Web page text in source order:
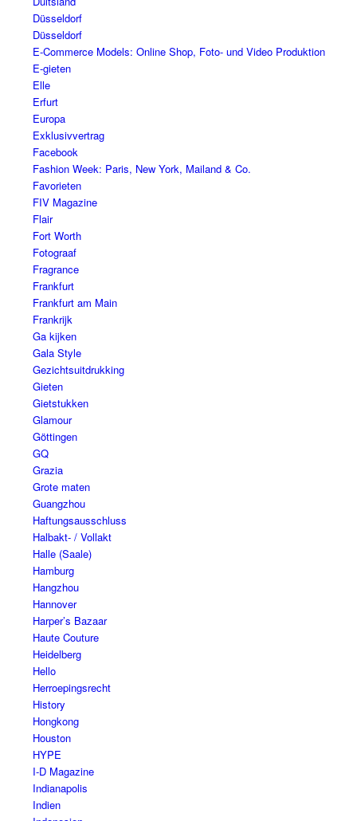
Düsseldorf
Düsseldorf
E-Commerce Models: Online Shop, Foto- und Video Produktion
E-gieten
Elle
Erfurt
Europa
Exklusivvertrag
Facebook
Fashion Week: Paris, New York, Mailand & Co.
Favorieten
FIV Magazine
Flair
Fort Worth
Fotograaf
Fragrance
Frankfurt
Frankfurt am Main
Frankrijk
Ga kijken
Gala Style
Gezichtsuitdrukking
Gieten
Gietstukken
Glamour
Göttingen
GQ
Grazia
Grote maten
Guangzhou
Haftungsausschluss
Halbakt- / Vollakt
Halle (Saale)
Hamburg
Hangzhou
Hannover
Harper’s Bazaar
Haute Couture
Heidelberg
Hello
Herroepingsrecht
History
Hongkong
Houston
HYPE
I-D Magazine
Indianapolis
Indien